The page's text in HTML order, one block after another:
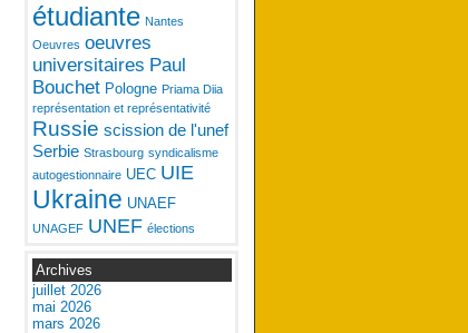
étudiante Nantes
Oeuvres oeuvres
universitaires Paul
Bouchet Pologne Priama Diia
représentation et représentativité
Russie scission de l'unef
Serbie Strasbourg syndicalisme
autogestionnaire UEC UIE
Ukraine UNAEF
UNAGEF UNEF élections
Archives
juillet 2026
mai 2026
mars 2026